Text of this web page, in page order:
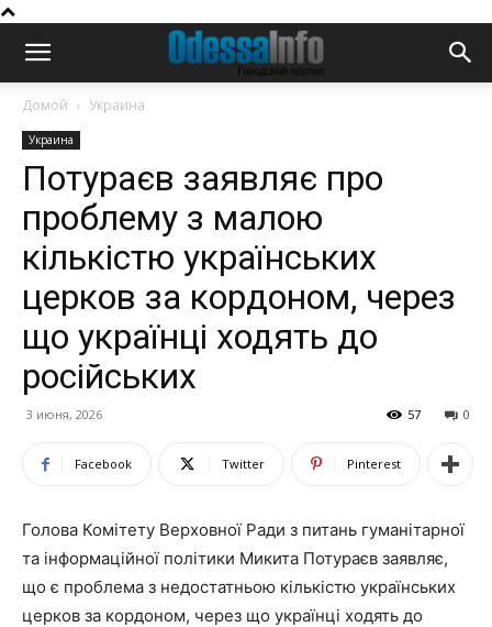
Домой Украина
Украина
Потураєв заявляє про
проблему з малою
кількістю українських
церков за кордоном, через
що українці ходять до
російських
3 июня, 2026 0
57
Facebook Twitter Pinterest
Голова Комітету Верховної Ради з питань гуманітарної
та інформаційної політики Микита Потураєв заявляє,
що є проблема з недостатньою кількістю українських
церков за кордоном, через що українці ходять до